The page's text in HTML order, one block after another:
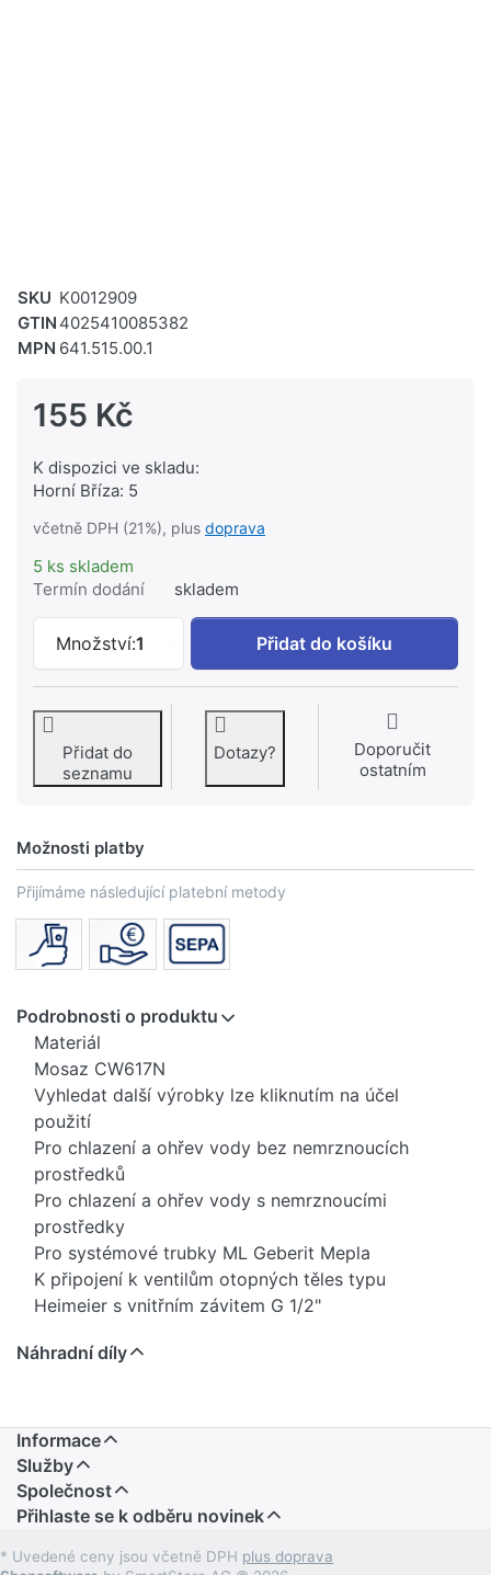
SKU K0012909
GTIN 4025410085382
MPN 641.515.00.1
155 Kč
K dispozici ve skladu:
Horní Bříza: 5
včetně DPH (21%), plus doprava
5 ks skladem
Termín dodání
skladem
Množství:1
GEBERIT Připojovací šroubení
Přidat do košíku
Přidat do
seznamu
Dotazy?
Doporučit
ostatním
Možnosti platby
Přijímáme následující platební metody
Podrobnosti o produktu
Materiál
Mosaz CW617N
Vyhledat další výrobky lze kliknutím na účel
použití
Pro chlazení a ohřev vody bez nemrznoucích
prostředků
Pro chlazení a ohřev vody s nemrznoucími
prostředky
Pro systémové trubky ML Geberit Mepla
K připojení k ventilům otopných těles typu
Heimeier s vnitřním závitem G 1/2"
Přehled použití – Geberit Mepla
Závitová spojka z mosazi, poniklovaná
O-kroužek z EPDM
Souprava 2 kusů
DN: 12
G: 1/2 ″
Náhradní díly
Informace
Služby
Společnost
Přihlaste se k odběru novinek
* Uvedené ceny jsou včetně DPH plus doprava